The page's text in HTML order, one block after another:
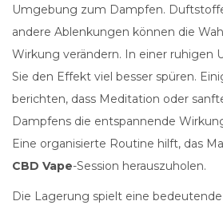
Umgebung zum Dampfen.
andere Ablenkungen können die
Wirkung verändern. In einer ruhigen
Sie den Effekt viel besser spüren.
berichten, dass Meditation oder
Dampfens die entspannende
Eine organisierte Routine hilft, das
CBD Vape-Session herauszuholen.
Die Lagerung spielt eine